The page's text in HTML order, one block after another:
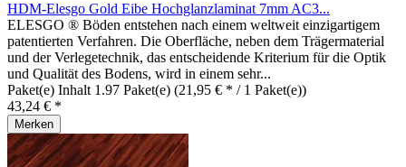
HDM-Elesgo Gold Eibe Hochglanzlaminat 7mm AC3...
ELESGO ® Böden entstehen nach einem weltweit einzigartigem
patentierten Verfahren. Die Oberfläche, neben dem Trägermaterial
und der Verlegetechnik, das entscheidende Kriterium für die Optik
und Qualität des Bodens, wird in einem sehr...
Paket(e) Inhalt 1.97 Paket(e) (21,95 € * / 1 Paket(e))
43,24 € *
Merken